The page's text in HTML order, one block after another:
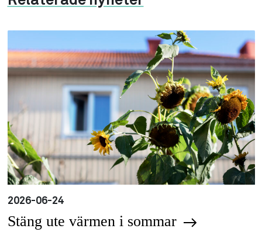
2026-06-24
Stäng ute värmen i sommar